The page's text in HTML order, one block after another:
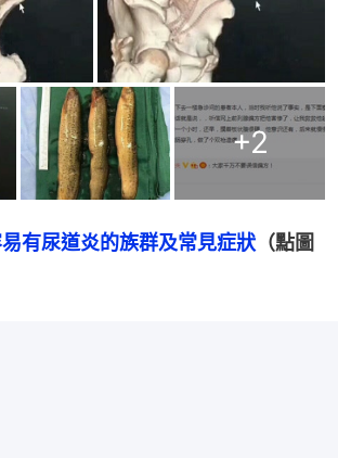
+2
有尿道炎的族群及常見症狀 （點圖